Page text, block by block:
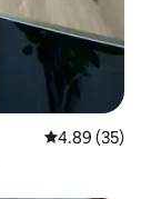
Calificación
4.89 (35)